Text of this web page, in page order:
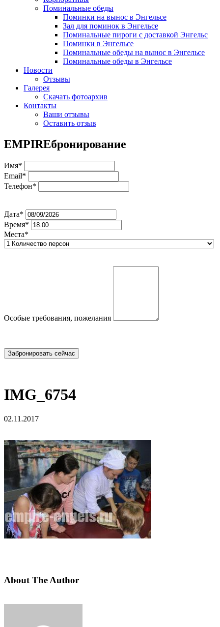
Поминальные обеды
Поминки на вынос в Энгельсе
Зал для поминок в Энгельсе
Поминальные пироги с доставкой Энгельс
Поминки в Энгельсе
Поминальные обеды на вынос в Энгельсе
Поминальные обеды в Энгельсе
Новости
Отзывы
Галерея
Скачать фотоархив
Контакты
Ваши отзывы
Оставить отзыв
EMPIREбронирование
Имя*
Email*
Телефон*
Дата*
Время*
Места*
Особые требования, пожелания
IMG_6754
02.11.2017
About The Author